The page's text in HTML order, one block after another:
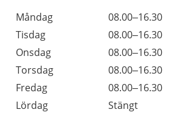
Dag
Öppettider
Kommentarer
Måndag
08.00–16.30
Tisdag
08.00–16.30
Onsdag
08.00–16.30
Torsdag
08.00–16.30
Fredag
08.00–16.30
Lördag
Stängt